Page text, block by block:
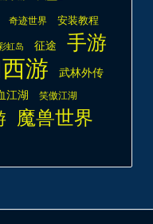
奇迹世界 安装教程
虹岛 征途 手游
游
武林外传
江湖 笑傲江湖
魔兽世界